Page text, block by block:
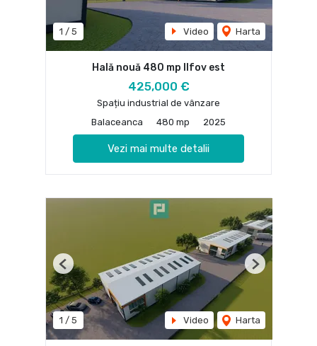
1 / 5 Video Harta
Hală nouă 480 mp Ilfov est
425,000 €
Spațiu industrial de vânzare
Balaceanca
480 mp 2025
Vezi mai multe detalii
1 / 5 Video Harta
Previous Next